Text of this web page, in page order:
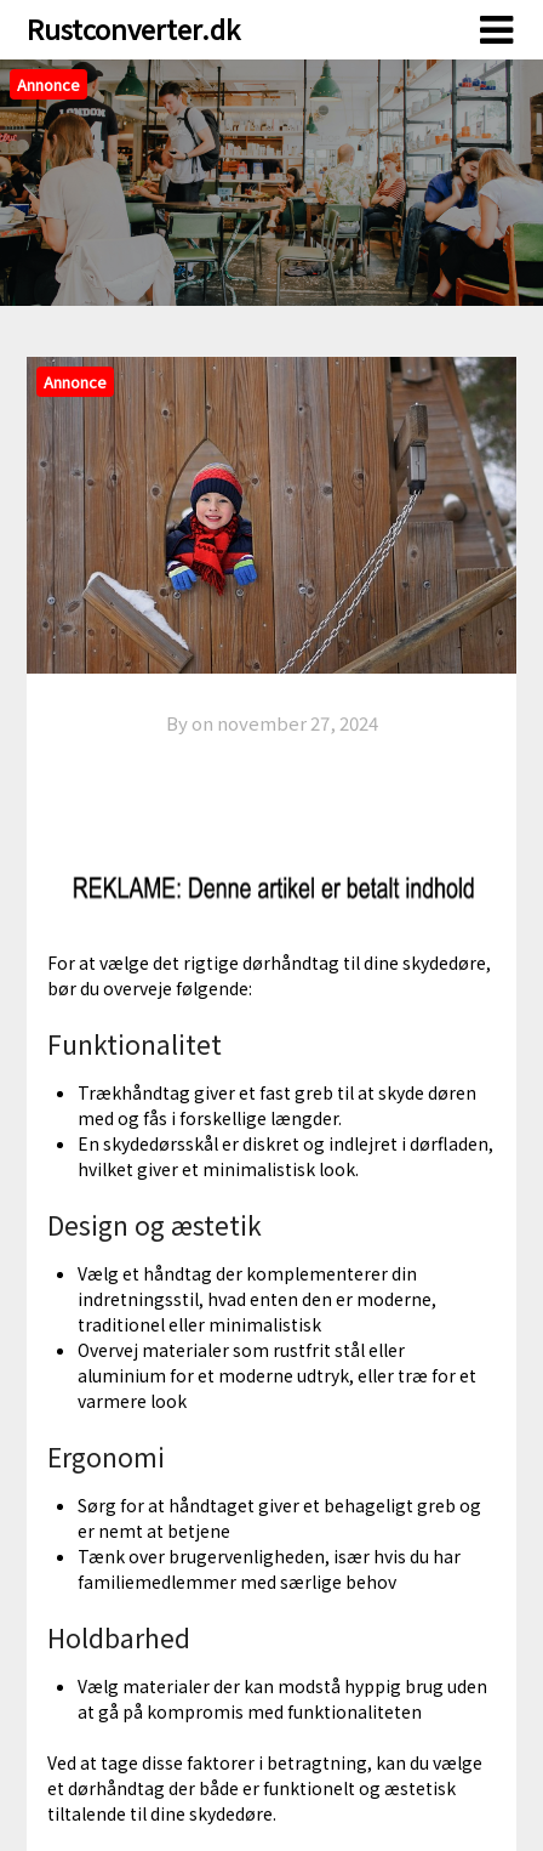
Skip
content
Skip
content
Rustconverter.dk
Annonce
Annonce
By on november 27, 2024
For at vælge det rigtige dørhåndtag til dine skydedøre,
bør du overveje følgende:
Funktionalitet
Trækhåndtag giver et fast greb til at skyde døren
med og fås i forskellige længder.
En skydedørsskål er diskret og indlejret i dørfladen,
hvilket giver et minimalistisk look.
Design og æstetik
Vælg et håndtag der komplementerer din
indretningsstil, hvad enten den er moderne,
traditionel eller minimalistisk
Overvej materialer som rustfrit stål eller
aluminium for et moderne udtryk, eller træ for et
varmere look
Ergonomi
Sørg for at håndtaget giver et behageligt greb og
er nemt at betjene
Tænk over brugervenligheden, især hvis du har
familiemedlemmer med særlige behov
Holdbarhed
Vælg materialer der kan modstå hyppig brug uden
at gå på kompromis med funktionaliteten
Ved at tage disse faktorer i betragtning, kan du vælge
et dørhåndtag der både er funktionelt og æstetisk
tiltalende til dine skydedøre.